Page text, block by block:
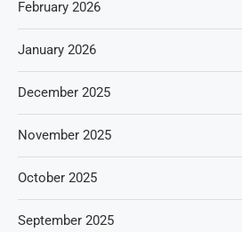
February 2026
January 2026
December 2025
November 2025
October 2025
September 2025